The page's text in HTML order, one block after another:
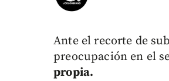
Ante el recorte de
preocupación en el
propia.